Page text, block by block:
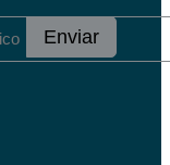
Enviar